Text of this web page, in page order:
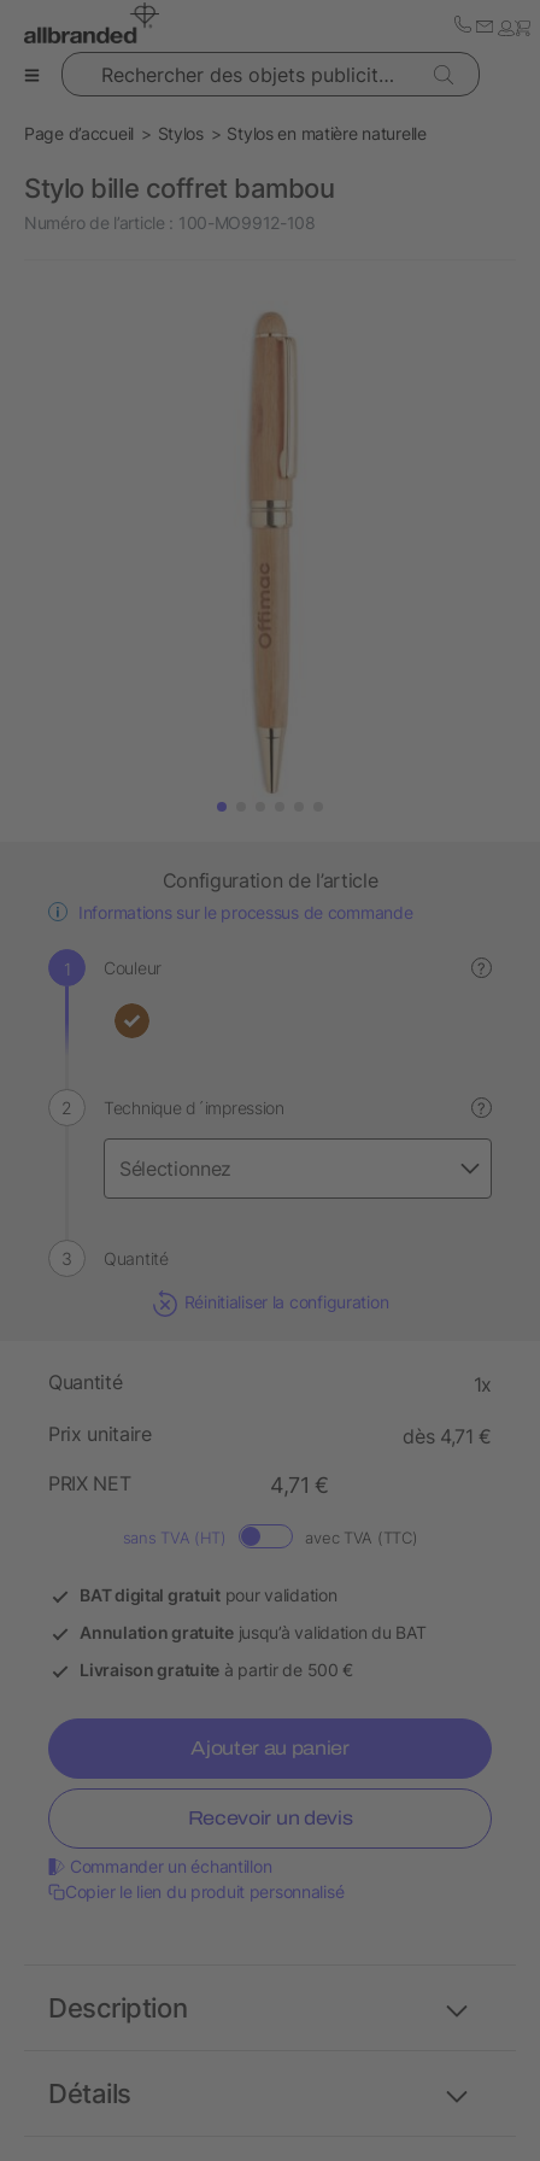
Rechercher des objets publicitaires
Page d’accueil Stylos Stylos en matière naturelle
Stylo bille coffret bambou
Numéro de l’article : 100-MO9912-108
Configuration de l’article
Informations sur le processus de commande
Couleur ?
Technique d´impression ?
Quantité
Réinitialiser la configuration
Quantité 1x
Prix unitaire
dès 4,71 €
PRIX NET
4,71 €
sans TVA (HT) avec TVA (TTC)
BAT digital gratuitpour validation
Annulation gratuitejusqu’à validation du BAT
Livraison gratuite à partir de 500 €
Ajouter au panier
Recevoir un devis
Commander un échantillon
Copier le lien du produit personnalisé
Détails
Description